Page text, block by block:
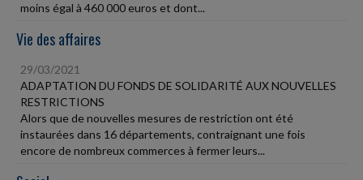
moins égal à 460 000 euros et dont...
Vie des affaires
29/03/2021
ADAPTATION DU FONDS DE SOLIDARITÉ AUX NOUVELLES
RESTRICTIONS
Alors que de nouvelles mesures de restriction ont été
instaurées dans 16 départements, contraignant une fois
encore de nombreux commerces à fermer leurs...